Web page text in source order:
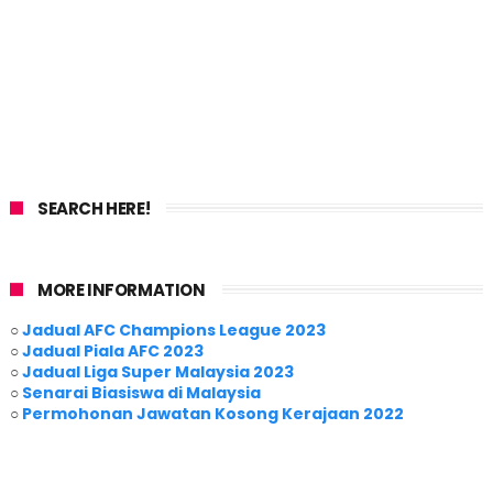
SEARCH HERE!
MORE INFORMATION
○Jadual AFC Champions League 2023
○Jadual Piala AFC 2023
○Jadual Liga Super Malaysia 2023
○ Senarai Biasiswa di Malaysia
○ Permohonan Jawatan Kosong Kerajaan 2022